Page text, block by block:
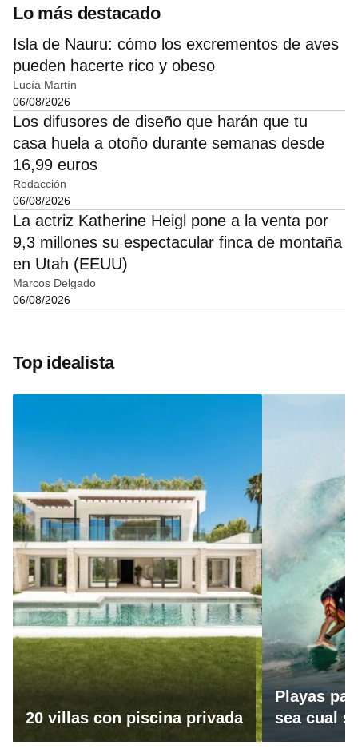
Lo más destacado
Isla de Nauru: cómo los excrementos de aves
pueden hacerte rico y obeso
Lucía Martín
06/08/2026
Los difusores de diseño que harán que tu
casa huela a otoño durante semanas desde
16,99 euros
Redacción
06/08/2026
La actriz Katherine Heigl pone a la venta por
9,3 millones su espectacular finca de montaña
en Utah (EEUU)
Marcos Delgado
06/08/2026
Top idealista
20 villas con piscina privada
Playas
sea cual